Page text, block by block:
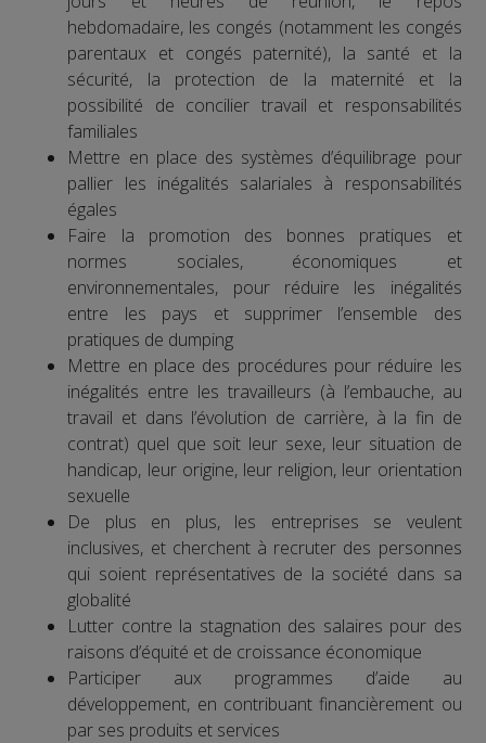
hebdomadaire, les congés (notamment les congés
parentaux et congés paternité), la santé et la
sécurité, la protection de la maternité et la
possibilité de concilier travail et responsabilités
familiales
Mettre en place des systèmes d’équilibrage pour
pallier les inégalités salariales à responsabilités
égales
Faire la promotion des bonnes pratiques et
normes sociales, économiques et
environnementales, pour réduire les inégalités
entre les pays et supprimer l’ensemble des
pratiques de dumping
Mettre en place des procédures pour réduire les
inégalités entre les travailleurs (à l’embauche, au
travail et dans l’évolution de carrière, à la fin de
contrat) quel que soit leur sexe, leur situation de
handicap, leur origine, leur religion, leur orientation
sexuelle
De plus en plus, les entreprises se veulent
inclusives, et cherchent à recruter des personnes
qui soient représentatives de la société dans sa
globalité
Lutter contre la stagnation des salaires pour des
raisons d’équité et de croissance économique
Participer aux programmes d’aide au
développement, en contribuant financièrement ou
par ses produits et services